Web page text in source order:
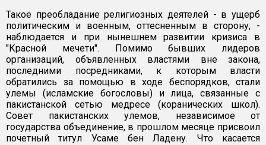
Такое преобладание религиозных деятелей - в ущерб
политическим и военным, оттесненным в сторону, -
наблюдается и при нынешнем развитии кризиса в
"Красной мечети". Помимо бывших лидеров
организаций, объявленных властями вне закона,
последними посредниками, к которым власти
обратились за помощью в ходе беспорядков, стали
улемы (исламские богословы) и лица, связанные с
пакистанской сетью медресе (коранических школ).
Совет пакистанских улемов, независимое от
государства объединение, в прошлом месяце присвоил
почетный титул Усаме бен Ладену. Что касается